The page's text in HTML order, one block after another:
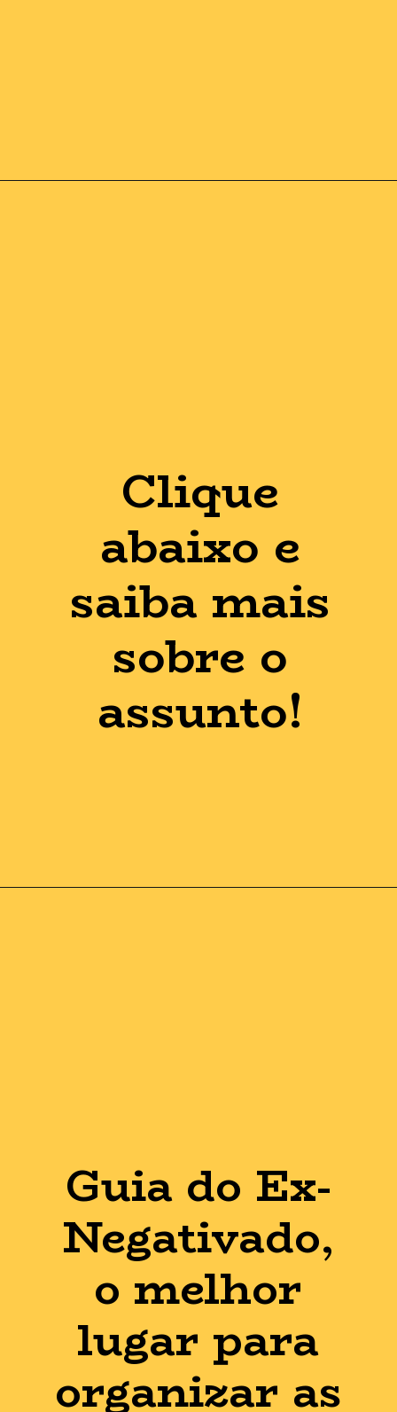
Clique
abaixo e
saiba mais
sobre o
assunto!
Guia do Ex-
Negativado,
o melhor
lugar para
organizar as